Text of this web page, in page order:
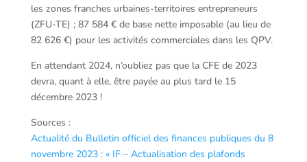
les zones franches urbaines-territoires entrepreneurs
(ZFU-TE) ; 87 584 € de base nette imposable (au lieu de
82 626 €) pour les activités commerciales dans les QPV.
En attendant 2024, n’oubliez pas que la CFE de 2023
devra, quant à elle, être payée au plus tard le 15
décembre 2023 !
Sources :
Actualité du Bulletin officiel des finances publiques du 8
novembre 2023 : « IF – Actualisation des plafonds